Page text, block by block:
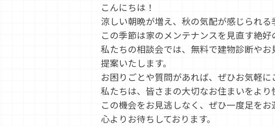
こんにちは！
涼しい朝晩が増え、秋の気配が感じられる
この季節は家のメンテナンスを見直す絶好
私たちの相談会では、無料で建物診断や
提案いたします。
お困りごとや質問があれば、ぜひお気軽に
私たちは、皆さまの大切なお住まいをより
この機会をお見逃しなく、ぜひ一度足をお
心よりお待ちしております。